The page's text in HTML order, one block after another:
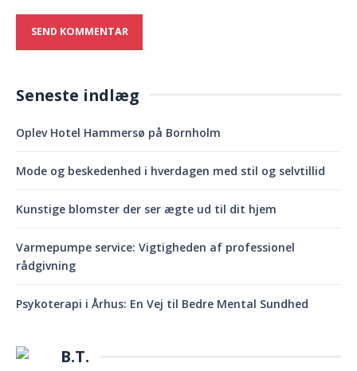
Seneste indlæg
Oplev Hotel Hammersø på Bornholm
Mode og beskedenhed i hverdagen med stil og selvtillid
Kunstige blomster der ser ægte ud til dit hjem
Varmepumpe service: Vigtigheden af professionel
rådgivning
Psykoterapi i Århus: En Vej til Bedre Mental Sundhed
B.T.